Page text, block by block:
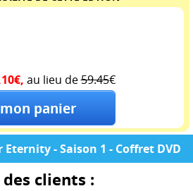
au lieu de59.45€
Eternity - Saison 1 - Coffret DVD
clients :